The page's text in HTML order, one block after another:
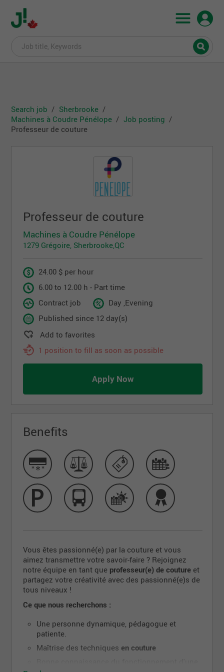
Search job
Sherbrooke
Machines à Coudre Pénélope
Job posting
Professeur de couture
Professeur de couture
Machines à Coudre Pénélope
1279 Grégoire, Sherbrooke,QC
24.00 $ per hour
6.00 to 12.00 h - Part time
Contract job
Day ,Evening
Published since 12 day(s)
Add to favorites
1 position to fill as soon as possible
Apply Now
Benefits
Vous êtes passionné(e) par la couture et vous
aimez transmettre votre savoir-faire ? Rejoignez
notre équipe en tant que professeur(e) de couture et
partagez votre créativité avec des passionné(e)s de
tous niveaux !
Ce que nous recherchons :
Une personne dynamique, pédagogue et
patiente.
Maîtrise des techniques en couture